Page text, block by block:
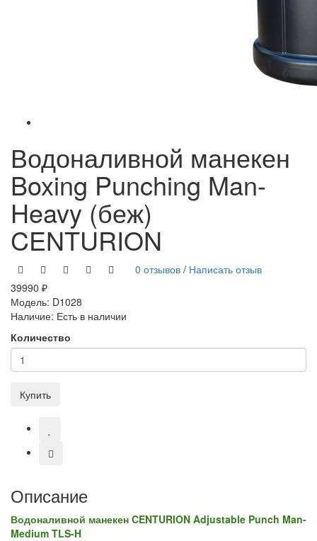
Водоналивной манекен
Boxing Punching Man-
Heavy (беж)
CENTURION
0 отзывов / Написать отзыв
39990 ₽
Модель: D1028
Наличие: Есть в наличии
Количество
Купить
Описание
Водоналивной манекен CENTURION Adjustable Punch Man-
Medium TLS-H